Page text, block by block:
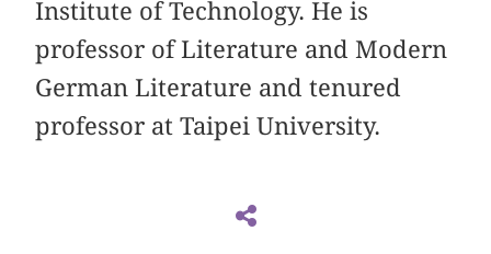
Institute of Technology. He is
professor of Literature and Modern
German Literature and tenured
professor at Taipei University.